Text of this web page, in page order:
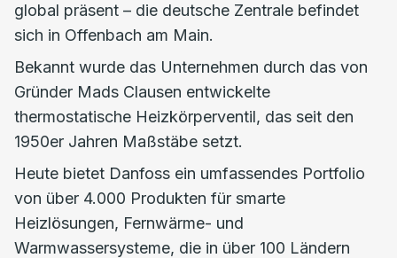
global präsent – die deutsche Zentrale befindet
sich in Offenbach am Main.
Bekannt wurde das Unternehmen durch das von
Gründer Mads Clausen entwickelte
thermostatische Heizkörperventil, das seit den
1950er Jahren Maßstäbe setzt.
Heute bietet Danfoss ein umfassendes Portfolio
von über 4.000 Produkten für smarte
Heizlösungen, Fernwärme- und
Warmwassersysteme, die in über 100 Ländern